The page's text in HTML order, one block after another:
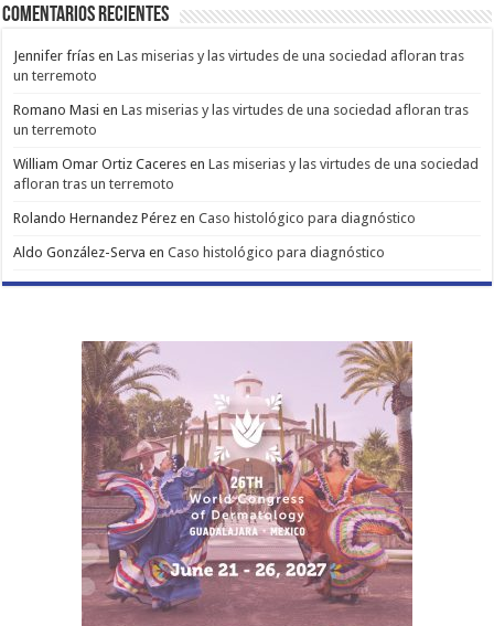
Comentarios Recientes
Jennifer frías enLas miserias y las virtudes de una sociedad afloran tras
un terremoto
Romano Masi enLas miserias y las virtudes de una sociedad afloran tras
un terremoto
William Omar Ortiz Caceres enLas miserias y las virtudes de una sociedad
afloran tras un terremoto
Rolando Hernandez Pérez enCaso histológico para diagnóstico
Aldo González-Serva enCaso histológico para diagnóstico